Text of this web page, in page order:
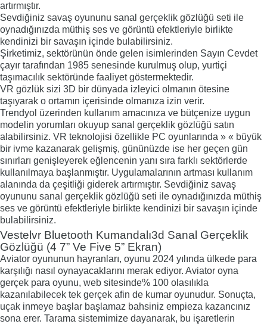
artırmıştır.
Sevdiğiniz savaş oyununu sanal gerçeklik gözlüğü seti ile
oynadığınızda müthiş ses ve görüntü efektleriyle birlikte
kendinizi bir savaşın içinde bulabilirsiniz.
Şirketimiz, sektörünün önde gelen isimlerinden Sayın Cevdet
çayır tarafından 1985 senesinde kurulmuş olup, yurtiçi
taşımacılık sektöründe faaliyet göstermektedir.
VR gözlük sizi 3D bir dünyada izleyici olmanın ötesine
taşıyarak o ortamın içerisinde olmanıza izin verir.
Trendyol üzerinden kullanım amacınıza ve bütçenize uygun
modelin yorumları okuyup sanal gerçeklik gözlüğü satın
alabilirsiniz. VR teknolojisi özellikle PC oyunlarında » « büyük
bir ivme kazanarak gelişmiş, gününüzde ise her geçen gün
sınırları genişleyerek eğlencenin yanı sıra farklı sektörlerde
kullanılmaya başlanmıştır. Uygulamalarının artması kullanım
alanında da çeşitliği giderek artırmıştır. Sevdiğiniz savaş
oyununu sanal gerçeklik gözlüğü seti ile oynadığınızda müthiş
ses ve görüntü efektleriyle birlikte kendinizi bir savaşın içinde
bulabilirsiniz.
Vestelvr Bluetooth Kumandalı3d Sanal Gerçeklik
Gözlüğü (4 7” Ve Five 5” Ekran)
Aviator oyununun hayranları, oyunu 2024 yılında ülkede para
karşılığı nasıl oynayacaklarını merak ediyor. Aviator oyna
gerçek para oyunu, web sitesinde% 100 olasılıkla
kazanılabilecek tek gerçek afin de kumar oyunudur. Sonuçta,
uçak inmeye başlar başlamaz bahsiniz empieza kazancınız
sona erer. Tarama sistemimize dayanarak, bu işaretlerin